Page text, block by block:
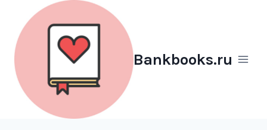
Перейти
содержимому
Bankbooks.ru